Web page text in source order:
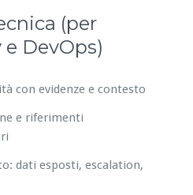
(per
DevOps)
con evidenze e contesto
e riferimenti
dati esposti, escalation,